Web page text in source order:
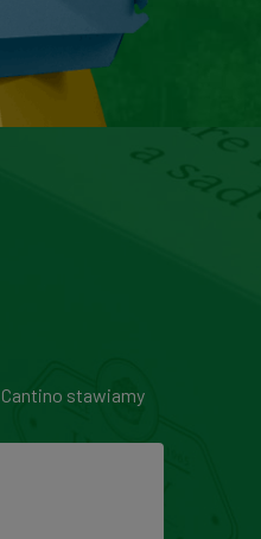
stawiamy